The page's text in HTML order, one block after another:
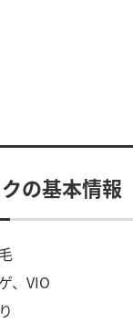
の基本情報
、VIO